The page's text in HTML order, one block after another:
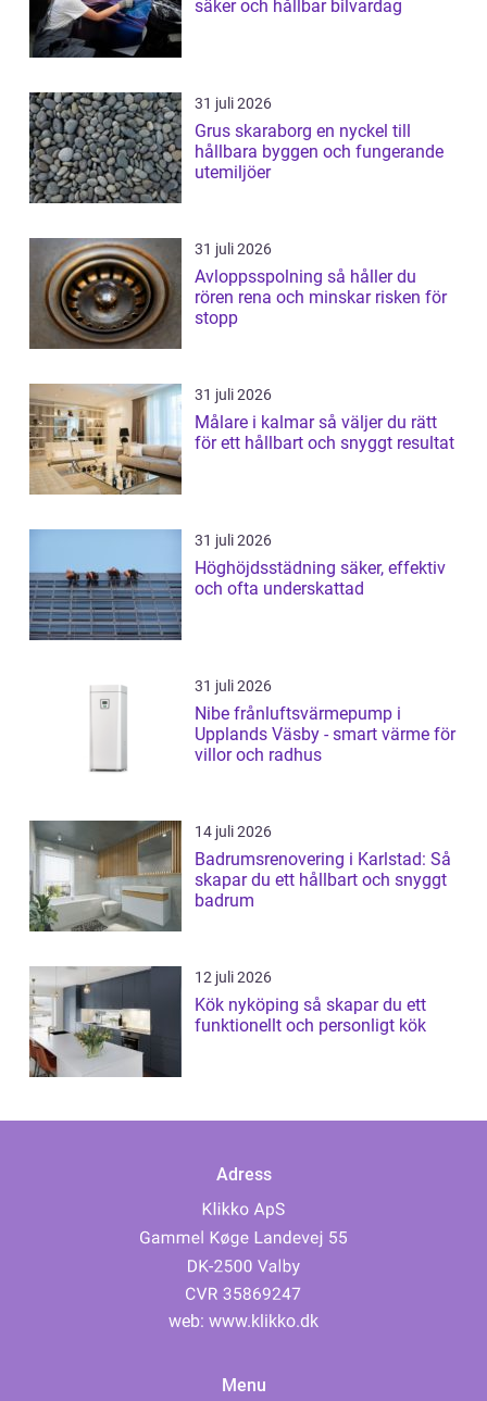
säker och hållbar bilvardag
31 juli 2026
Grus skaraborg en nyckel till
hållbara byggen och fungerande
utemiljöer
31 juli 2026
Avloppsspolning så håller du
rören rena och minskar risken för
stopp
31 juli 2026
Målare i kalmar så väljer du rätt
för ett hållbart och snyggt resultat
31 juli 2026
Höghöjdsstädning säker, effektiv
och ofta underskattad
31 juli 2026
Nibe frånluftsvärmepump i
Upplands Väsby - smart värme för
villor och radhus
14 juli 2026
Badrumsrenovering i Karlstad: Så
skapar du ett hållbart och snyggt
badrum
12 juli 2026
Kök nyköping så skapar du ett
funktionellt och personligt kök
Adress
web: www.klikko.dk
Menu